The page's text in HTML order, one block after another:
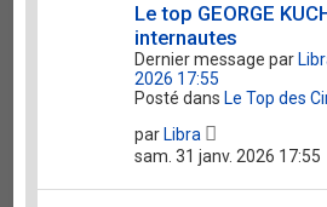
Le top GEORGE
internautes
Dernier message par
2026 17:55
Posté dans Le Top des
par Libra
sam. 31 janv. 2026 17:55